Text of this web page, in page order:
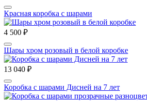
Красная коробка с шарами
4 500 ₽
Шары хром розовый в белой коробке
13 040 ₽
Коробка с шарами Дисней на 7 лет